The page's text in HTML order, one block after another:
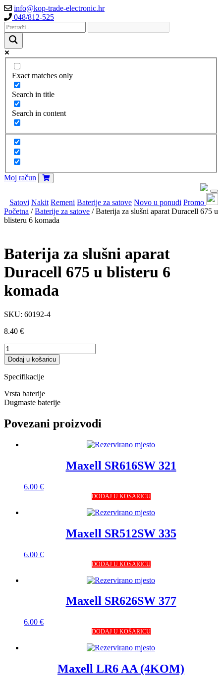
info@kop-trade-electronic.hr
048/812-525
Exact matches only
Search in title
Search in content
Moj račun
Satovi Nakit Remeni Baterije za satove Novo u ponudi Promo
Početna /Baterije za satove / Baterija za slušni aparat Duracell 675 u
blisteru 6 komada
Baterija za slušni aparat
Duracell 675 u blisteru 6
komada
SKU: 60192-4
8.40 €
Baterija
za
slušni
aparat
Duracell
675
u
6
komada
Dodaj u košaricu
Specifikacije
Vrsta baterije
Dugmaste baterije
Povezani proizvodi
Maxell SR616SW 321
6.00 €
DODAJ U KOŠARICU
Maxell SR512SW 335
6.00 €
DODAJ U KOŠARICU
Maxell SR626SW 377
6.00 €
DODAJ U KOŠARICU
Maxell LR6 AA (4KOM)